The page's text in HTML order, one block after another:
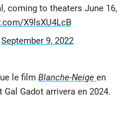
coming to theaters June 16,
X9lsXU4LcB
September 9, 2022
le film Blanche-Neige en
Gal Gadot arrivera en 2024.